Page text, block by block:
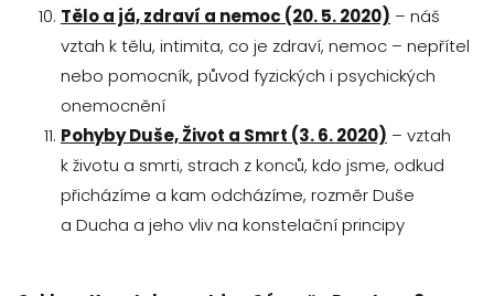
Tělo a já,zdraví a nemoc (20. 5. 2020) – náš
vztah k tělu, intimita, co je zdraví, nemoc – nepřítel
nebo pomocník, původ fyzických i psychických
onemocnění
Pohyby Duše, Život a Smrt (3. 6. 2020) – vztah
k životu a smrti, strach z konců, kdo jsme, odkud
přicházíme a kam odcházíme, rozměr Duše
a Ducha a jeho vliv na konstelační principy